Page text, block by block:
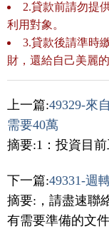
2.貸款前請勿提
利用對象。
3.貸款後請準時
財，還給自己美麗的
上一篇:49329-來
需要40萬
摘要:1：投資目
下一篇:49331-週
摘要:，請盡速聯
有需要準備的文件